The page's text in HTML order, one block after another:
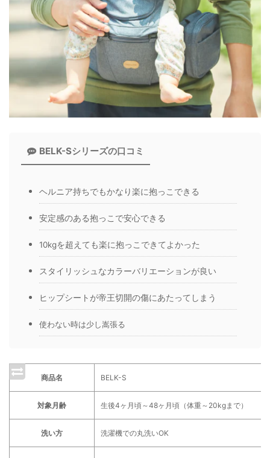
BELK-Sシリーズの口コミ
ヘルニア持ちでもかなり楽に抱っこできる
安定感のある抱っこで安心できる
10kgを超えても楽に抱っこできてよかった
スタイリッシュなカラーバリエーションが良い
ヒップシートが帝王切開の傷にあたってしまう
使わない時は少し嵩張る
商品名 BELK-S
対象月齢 生後4ヶ月頃～48ヶ月頃（体重～20kgまで）
洗い方 洗濯機での丸洗いOK